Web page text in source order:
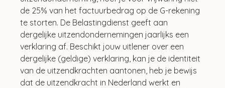
de 25% van het factuurbedrag op de G-rekening
te storten. De Belastingdienst geeft aan
dergelijke uitzendondernemingen jaarlijks een
verklaring af. Beschikt jouw uitlener over een
dergelijke (geldige) verklaring, kan je de identiteit
van de uitzendkrachten aantonen, heb je bewijs
dat de uitzendkracht in Nederland werkt en